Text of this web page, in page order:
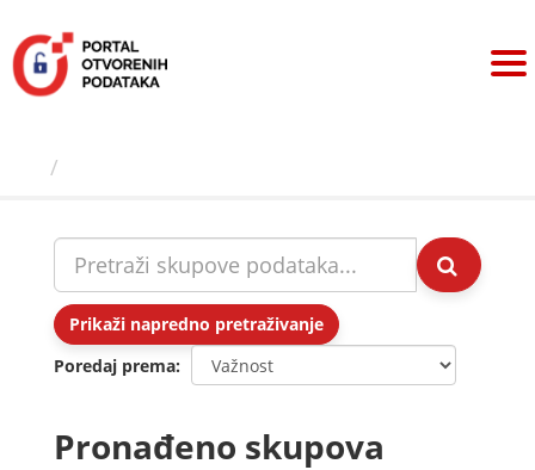
sadržaj
Prikaži napredno pretraživanje
Poredaj prema
Pronađeno skupova